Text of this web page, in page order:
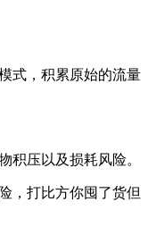
式，积累原始的流量
积压以及损耗风险。
，打比方你囤了货但